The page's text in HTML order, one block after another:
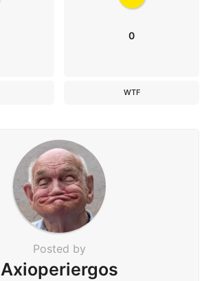
0
WTF
Posted by
Axioperiergos